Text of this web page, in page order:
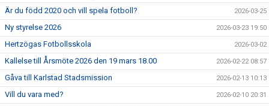
Är du född 2020 och vill spela fotboll? 2026-03-25
Ny styrelse 2026 2026-03-23 19:50
Hertzögas Fotbollsskola 2026-03-02
Kallelse till Årsmöte 2026 den 19 mars 18.00 2026-02-22 08:57
Gåva till Karlstad Stadsmission 2026-02-13 10:13
Vill du vara med? 2026-02-10 20:31